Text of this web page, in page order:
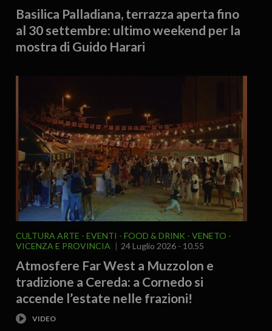
Basilica Palladiana, terrazza aperta fino
al 30 settembre: ultimo weekend per la
mostra di Guido Harari
CULTURA ARTE EVENTI FOOD & DRINK
VENETO
VICENZA E PROVINCIA
24 Luglio 2026 - 10.55
Atmosfere Far West a Muzzolon e
tradizione a Cereda: a Cornedo si
accende l’estate nelle frazioni!